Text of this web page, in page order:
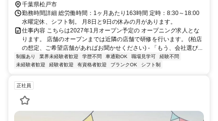
千葉県松戸市
勤務時間詳細 総労働時間：1ヶ月あたり163時間 定時：8:30～18:00
水曜定休、シフト制。 月8日と9日の休みの月があります。
仕事内容 こちらは2027年1月オープン予定の オープニング求人とな
ります。 店舗のオープンまでは近隣の店舗で研修を行います。 (柏店
の想定、ご希望店舗があればお聞かせください) - 「もう、会社選び...
制服あり 業界未経験者歓迎 学歴不問 車通勤OK 職場見学可
経験不問
未経験者歓迎
経験者歓迎 有資格者歓迎 ブランクOK シフト制
正社員